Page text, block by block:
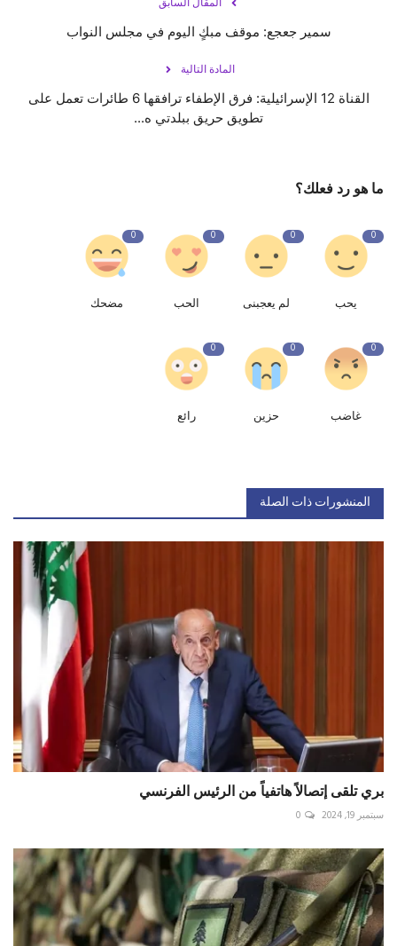
المقال السابق
سمير جعجع: موقف مبكٍ اليوم في مجلس النواب
المادة التالية
القناة 12 الإسرائيلية: فرق الإطفاء ترافقها 6 طائرات تعمل على
تطويق حريق ببلدتي ه...
ما هو رد فعلك؟
0
يحب
0
لم يعجبنى
0
الحب
0
مضحك
0
غاضب
0
حزين
0
رائع
المنشورات ذات الصلة
بري تلقى إتصالاً هاتفياً من الرئيس الفرنسي
سبتمبر 19, 2024 0